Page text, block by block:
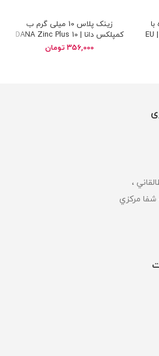
منیزیم زینک + D یوروویتال | EU
زینک پلاس 10 میلی گرم ب
کمپلکس دانا | DANA Zinc Plus 10
mg B Complex
356,000 تومان